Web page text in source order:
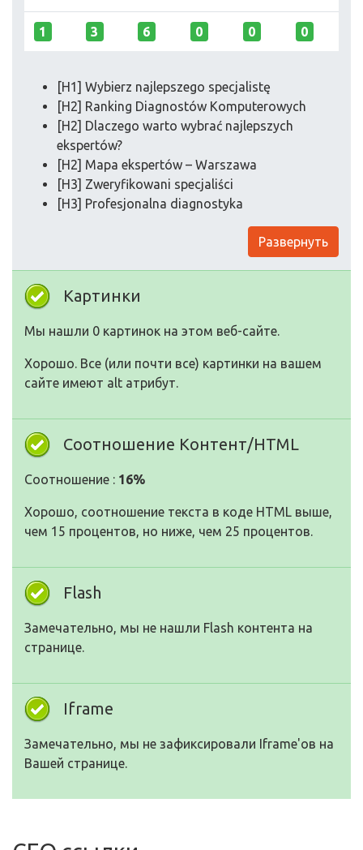
1 3 6 0 0 0
[H1] Wybierz najlepszego specjalistę
[H2] Ranking Diagnostów Komputerowych
[H2] Dlaczego warto wybrać najlepszych
ekspertów?
[H2] Mapa ekspertów – Warszawa
[H3] Zweryfikowani specjaliści
[H3] Profesjonalna diagnostyka
Развернуть
Картинки
Мы нашли 0 картинок на этом веб-сайте.
Хорошо. Все (или почти все) картинки на вашем
сайте имеют alt атрибут.
Соотношение Контент/HTML
Соотношение : 16%
Хорошо, соотношение текста в коде HTML выше,
чем 15 процентов, но ниже, чем 25 процентов.
Flash
Замечательно, мы не нашли Flash контента на
странице.
Iframe
Замечательно, мы не зафиксировали Iframe'ов на
Вашей странице.